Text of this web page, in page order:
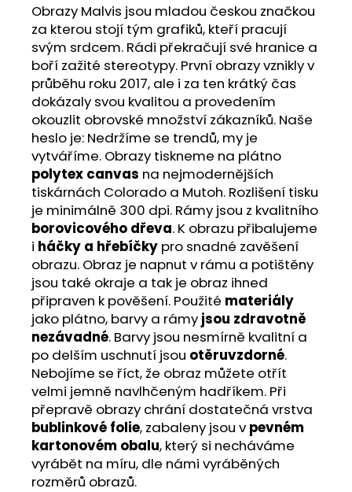
Obrazy Malvis jsou mladou českou značkou
za kterou stojí tým grafiků, kteří pracují
svým srdcem. Rádi překračují své hranice a
boří zažité stereotypy. První obrazy vznikly v
průběhu roku 2017, ale i za ten krátký čas
dokázaly svou kvalitou a provedením
okouzlit obrovské množství zákazníků. Naše
heslo je: Nedržíme se trendů, my je
vytváříme. Obrazy tiskneme na plátno
polytex canvas na nejmodernějších
tiskárnách Colorado a Mutoh. Rozlišení tisku
je minimálně 300 dpi. Rámy jsou z kvalitního
borovicového dřeva. K obrazu přibalujeme
i háčky a hřebíčky pro snadné zavěšení
obrazu. Obraz je napnut v rámu a potištěny
jsou také okraje a tak je obraz ihned
připraven k pověšení. Použité materiály
jako plátno, barvy a rámy jsou zdravotně
nezávadné. Barvy jsou nesmírně kvalitní a
po delším uschnutí jsou otěruvzdorné.
Nebojíme se říct, že obraz můžete otřít
velmi jemně navlhčeným hadříkem. Při
přepravě obrazy chrání dostatečná vrstva
bublinkové folie, zabaleny jsou v pevném
kartonovém obalu, který si necháváme
vyrábět na míru, dle námi vyráběných
rozměrů obrazů.